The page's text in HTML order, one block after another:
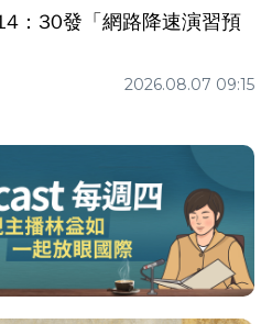
：30發「網路降速演習預
2026.08.07 09:15